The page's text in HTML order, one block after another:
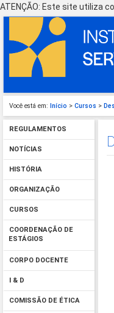
ATENÇÃO: Este site utiliza
Você está em: Início > Cursos >
REGULAMENTOS
NOTÍCIAS
HISTÓRIA
ORGANIZAÇÃO
CURSOS
COORDENAÇÃO DE
ESTÁGIOS
CORPO DOCENTE
I & D
COMISSÃO DE ÉTICA